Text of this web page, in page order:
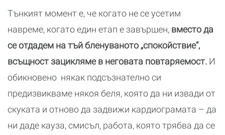
Тънкият момент е, че когато не се усетим
навреме, когато един етап е завършен, вместо да
се отдадем на тъй бленуваното „спокойствие”,
всъщност зацикляме в неговата повтаряемост. И
обикновено някак подсъзнателно си
предизвикваме някоя беля, която да ни извади от
скуката и отново да задвижи кардиограмата – да
ни даде кауза, смисъл, работа, която трябва да се